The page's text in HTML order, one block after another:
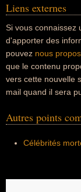
Liens externes
Si vous connaissez
d'apporter des
pouvez nous
que le contenu
vers cette nouvelle
mail quand il sera
Autres points
Célébrités